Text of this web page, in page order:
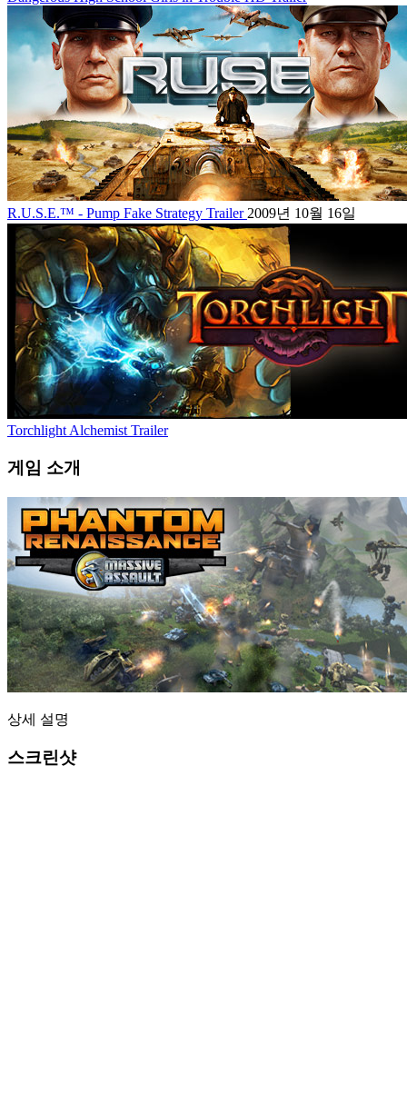
R.U.S.E.™ - Pump Fake Strategy Trailer 2009년 10월 16일
Torchlight Alchemist Trailer
게임 소개
상세 설명
스크린샷